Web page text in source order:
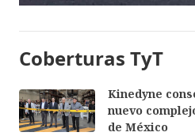
Coberturas TyT
Kinedyne
nuevo
de México